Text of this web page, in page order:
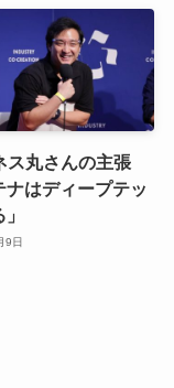
ス丸さんの主張
ナはディープテッ
9日